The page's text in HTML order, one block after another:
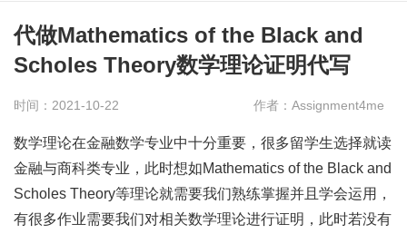
代做Mathematics of the Black and
Scholes Theory数学理论证明代写
时间：2021-10-22 作者：Assignment4me
数学理论在金融数学专业中十分重要，很多留学生选择就读
金融与商科类专业，此时想如Mathematics of the Black and
Scholes Theory等理论就需要我们熟练掌握并且学会运用，
有很多作业需要我们对相关数学理论进行证明，此时若没有